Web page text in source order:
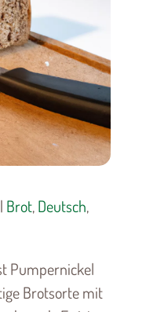
Brot,Deutsch,
Pumpernickel
Brotsorte mit